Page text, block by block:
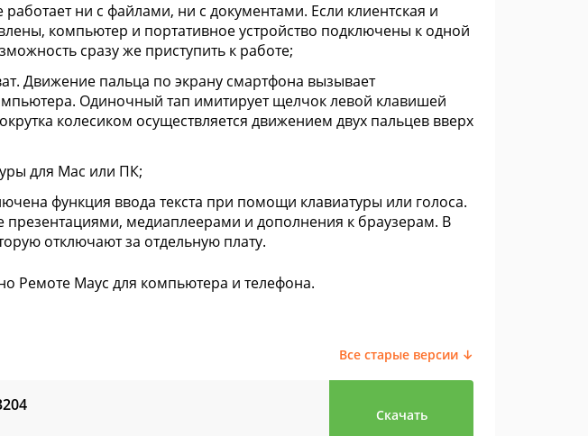
ни с файлами, ни с документами. Если клиентская и
компьютер и портативное устройство подключены к одной
сразу же приступить к работе;
Движение пальца по экрану смартфона вызывает
Одиночный тап имитирует щелчок левой клавишей
колесиком осуществляется движением двух пальцев вверх
для Mac или ПК;
функция ввода текста при помощи клавиатуры или голоса.
презентациями, медиаплеерами и дополнения к браузерам. В
отключают за отдельную плату.
Ремоте Маус для компьютера и телефона.
Все старые версии ↓
Скачать